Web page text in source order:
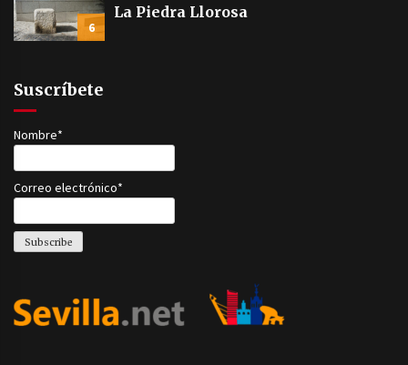
6
La Piedra Llorosa
Suscríbete
Nombre*
Correo electrónico*